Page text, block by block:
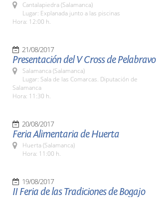
Cantalapiedra (Salamanca)
Lugar: Explanada junto a las piscinas
Hora: 12:00 h.
21/08/2017
Presentación del V Cross de Pelabravo
Salamanca (Salamanca)
Lugar: Sala de las Comarcas. Diputación de
Salamanca
Hora: 11:30 h.
20/08/2017
Feria Alimentaria de Huerta
Huerta (Salamanca)
Hora: 11:00 h.
19/08/2017
II Feria de las Tradiciones de Bogajo